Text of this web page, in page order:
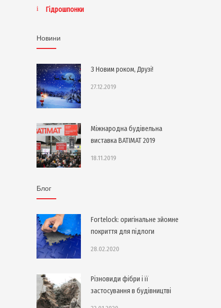
Гідрошпонки
Новини
З Новим роком, Друзі!
27.12.2019
Міжнародна будівельна
виставка BATIMAT 2019
18.11.2019
Блог
Fortelock: оригінальне зйомне
покриття для підлоги
28.02.2020
Різновиди фібри і її
застосування в будівництві